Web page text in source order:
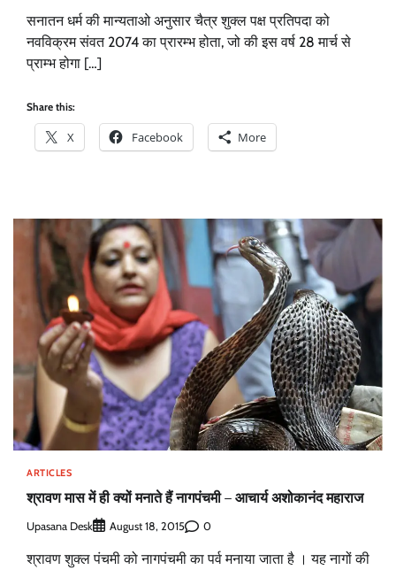
सनातन धर्म की मान्यताओ अनुसार चैत्र शुक्ल पक्ष प्रतिपदा को
नवविक्रम संवत 2074 का प्रारम्भ होता, जो की इस वर्ष 28 मार्च से
प्राम्भ होगा […]
Share this:
X Facebook More
ARTICLES
श्रावण मास में ही क्यों मनाते हैं नागपंचमी – आचार्य अशोकानंद महाराज
Upasana Desk August 18, 2015 0
श्रावण शुक्ल पंचमी को नागपंचमी का पर्व मनाया जाता है । यह नागों की